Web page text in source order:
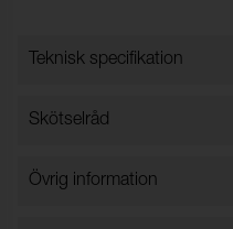
Teknisk specifikation
Bredd:
Skötselråd
Vattentvätt 40 grader
Övrig information